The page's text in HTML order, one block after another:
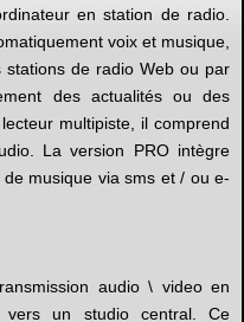
en station de radio.
voix et musique,
stations de radio Web ou par
des actualités ou des
multipiste, il comprend
La version PRO intègre
musique via sms et / ou e-
audio \ video en
vers un studio central. Ce